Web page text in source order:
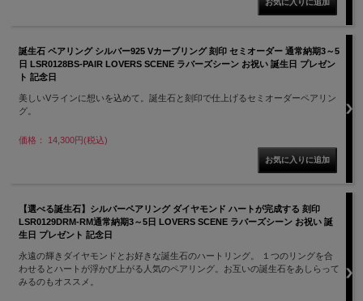
誕生石 ペアリング シルバー925 Vカーブリング 刻印 セミオーダー 通常納期3～5
日 LSR0128BS-PAIR LOVERS SCENE ラバーズシーン お祝い 誕生日 プレゼン
ト 記念日
美しいVラインに想いを込めて。誕生石と刻印で仕上げるセミオーダーペアリン
グ。
価格： 14,300円(税込)
【選べる誕生石】シルバーペアリング ダイヤモンド ハートが完成する 刻印
LSR0129DRM-RM通常納期3～5日 LOVERS SCENE ラバーズシーン お祝い 誕
生日 プレゼント 記念日
永遠の輝きダイヤモンドとお好きな誕生石のハートリング。 １つのリングを合
わせるとハートが浮かび上がる人気のペアリング。お互いの誕生石をあしらって
みるのもオススメ。